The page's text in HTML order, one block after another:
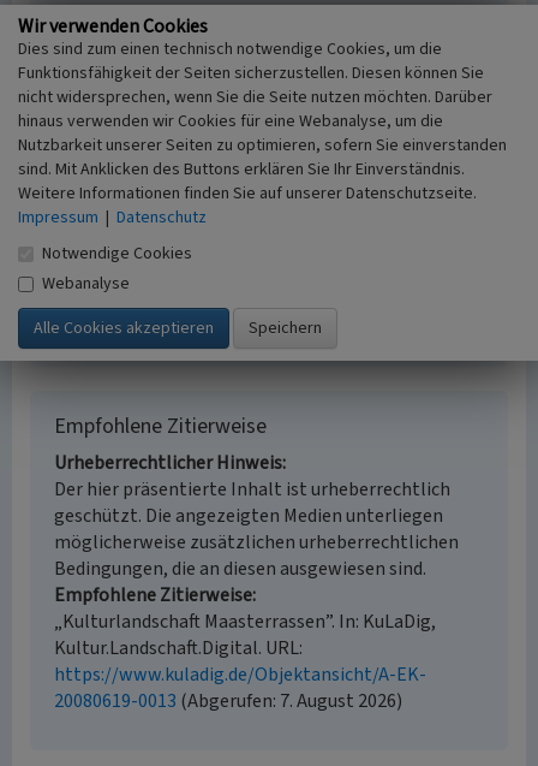
Kulturlandschaft Maasterrassen
Schlagwörter
Kulturlandschaftsraum
Fachsicht(en)
Kulturlandschaftspflege, Archäologie,
Denkmalpflege, Landeskunde, Raumplanung
Erfassungsmaßstab
i.d.R. 1:25.000 (kleiner als 1:20.000)
Literaturauswertung
Historischer Zeitraum
Beginn 2001
Empfohlene Zitierweise
Urheberrechtlicher Hinweis
Der hier präsentierte Inhalt ist urheberrechtlich
geschützt. Die angezeigten Medien unterliegen
möglicherweise zusätzlichen urheberrechtlichen
Bedingungen, die an diesen ausgewiesen sind.
Empfohlene Zitierweise
„Kulturlandschaft Maasterrassen”. In: KuLaDig,
Kultur.Landschaft.Digital. URL:
https://www.kuladig.de/Objektansicht/A-EK-
20080619-0013 (Abgerufen: 7. August 2026)
Wir verwenden Cookies
Dies sind zum einen technisch notwendige Cookies, um die
Funktionsfähigkeit der Seiten sicherzustellen. Diesen können Sie
nicht widersprechen, wenn Sie die Seite nutzen möchten. Darüber
hinaus verwenden wir Cookies für eine Webanalyse, um die
Nutzbarkeit unserer Seiten zu optimieren, sofern Sie einverstanden
sind. Mit Anklicken des Buttons erklären Sie Ihr Einverständnis.
Weitere Informationen finden Sie auf unserer Datenschutzseite.
Impressum | Datenschutz
Notwendige Cookies
Webanalyse